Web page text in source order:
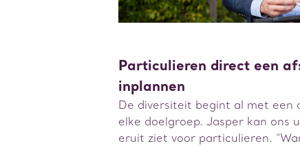
Particulieren direct een
inplannen
De diversiteit begint al met een
elke doelgroep. Jasper kan ons
eruit ziet voor particulieren.